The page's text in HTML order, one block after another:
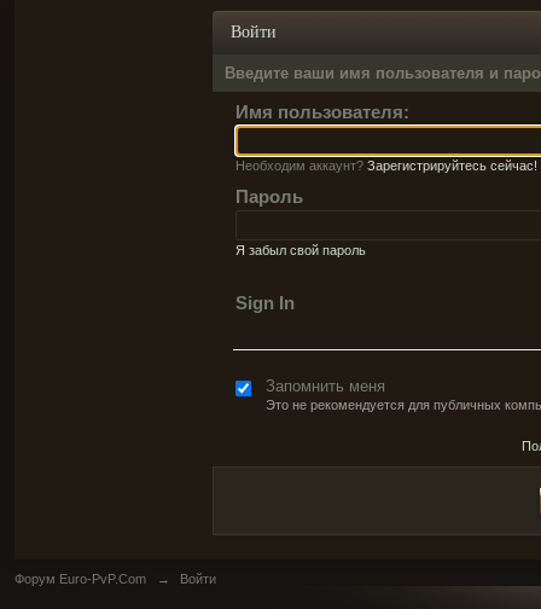
Войти
Введите ваши имя пользователя и
Имя пользователя:
Необходим аккаунт? Зарегистрируйтесь сейчас!
Пароль
Я забыл свой пароль
Sign In
Запомнить меня
Это не рекомендуется для публичных
Форум Euro-PvP.Com → Войти